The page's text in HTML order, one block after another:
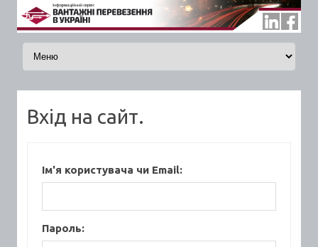
Skip to content
Вхід на сайт.
Ім'я користувача чи Email:
Пароль: